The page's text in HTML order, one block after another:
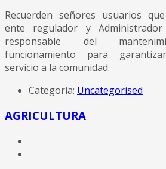
Recuerden señores usuarios
ente regulador y
responsable del
funcionamiento para
servicio a la comunidad.
Categoría: Uncategorised
AGRICULTURA